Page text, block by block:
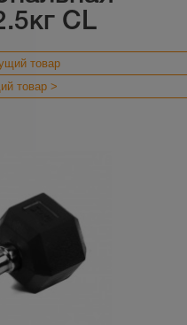
CL
товар
товар >